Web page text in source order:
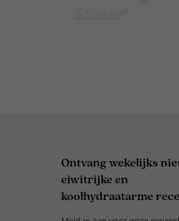
Ontvang wekelijks
eiwitrijke en
koolhydraatarme